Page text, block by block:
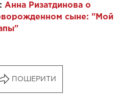
Анна Ризатдинова о
сыне: "Мой
ПОШЕРИТИ